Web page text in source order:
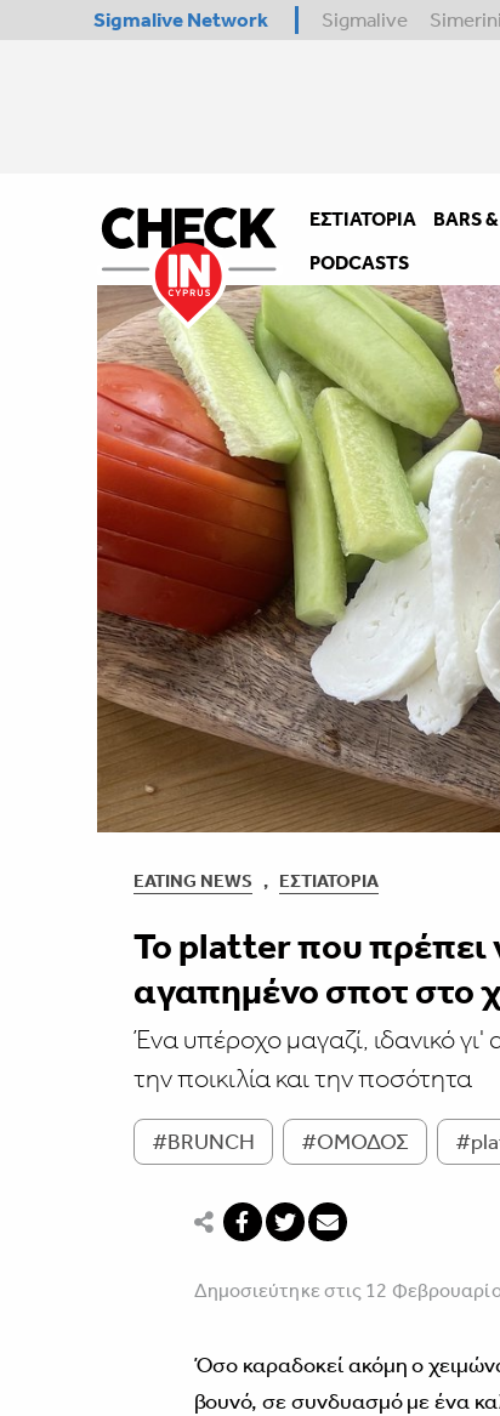
Sigmalive Network Sigmalive Simerini
ΕΣΤΙΑΤΌΡΙΑ BARS
PODCASTS
EATING NEWS , ΕΣΤΙΑΤΌΡΙΑ
Το platter που πρέπει
αγαπημένο σποτ στο
Ένα υπέροχο μαγαζί, ιδανικό
την ποικιλία και την ποσότητα
#BRUNCH #ΟΜΟΔΟΣ
Δημοσιεύτηκε στις 12
Όσο καραδοκεί ακόμη ο
βουνό, σε συνδυασμό με ένα